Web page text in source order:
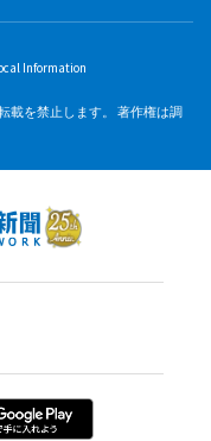
Information
載を禁止します。 著作権は調